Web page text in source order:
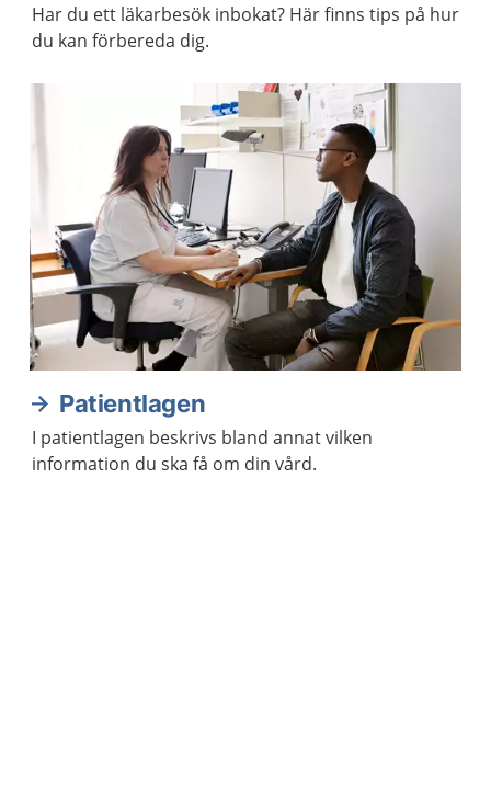
Har du ett läkarbesök inbokat? Här finns tips på hur
du kan förbereda dig.
Patientlagen
I patientlagen beskrivs bland annat vilken
information du ska få om din vård.